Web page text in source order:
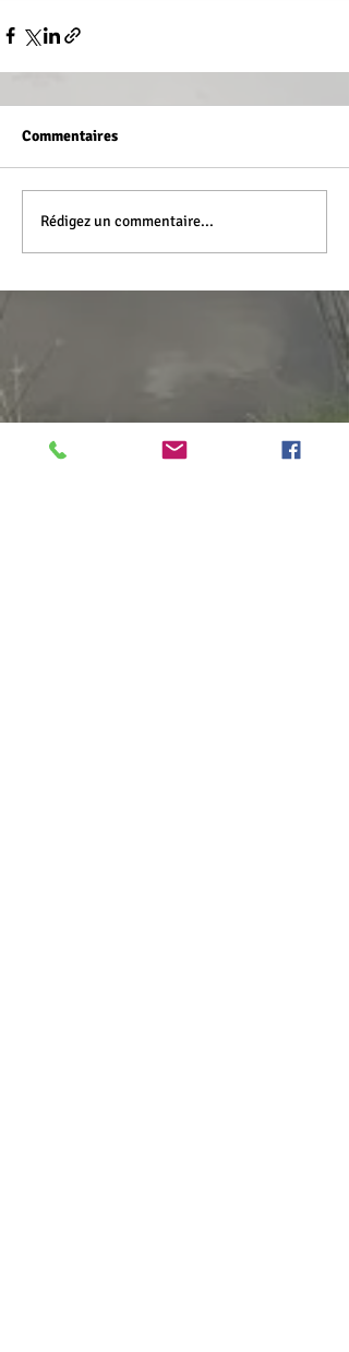
Commentaires
Rédigez un commentaire...